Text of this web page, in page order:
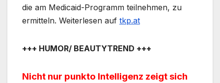
die am Medicaid-Programm teilnehmen, zu
ermitteln. Weiterlesen auf tkp.at
+++ HUMOR/ BEAUTYTREND +++
Nicht nur punkto Intelligenz zeigt sich